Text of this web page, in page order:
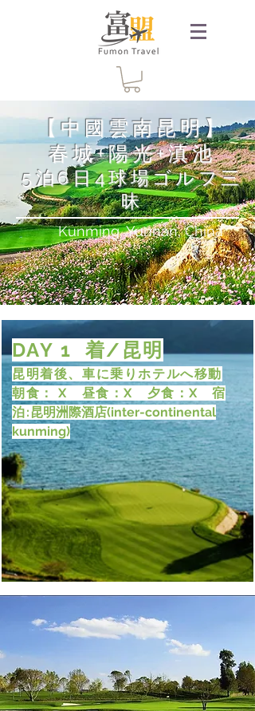
【中國雲南昆明】
春城+陽光+滇池
5泊6日4球場ゴルフ三
昧
Kunming, Yunnan, China
DAY 1 着/昆明
昆明着後、車に乗りホテルへ移動
朝食： X 昼食：X 夕食：X 宿
泊:昆明洲際酒店(inter-continental
kunming)